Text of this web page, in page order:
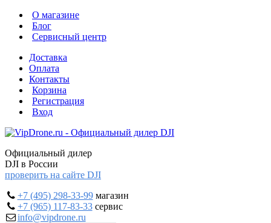
О магазине
Блог
Сервисный центр
Доставка
Оплата
Контакты
Корзина
Регистрация
Вход
Официальный дилер
DJI в России
проверить на сайте DJI
+7 (495) 298-33-99магазин
+7 (965) 117-83-33сервис
info@vipdrone.ru